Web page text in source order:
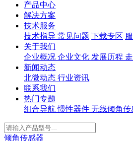
产品中心
解决方案
技术服务
技术指导 常见问题 下载专区
关于我们
企业概况 企业文化 发展历程
新闻动态
北微动态 行业资讯
联系我们
热门专题
组合导航 惯性器件 无线倾角传
倾角传感器